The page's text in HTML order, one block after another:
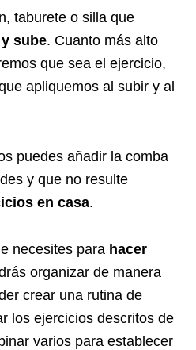
taburete o silla que
sube. Cuanto más alto
que sea el ejercicio,
apliquemos al subir y al
puedes añadir la comba
y que no resulte
en casa.
necesites para hacer
organizar de manera
crear una rutina de
los ejercicios descritos de
varios para establecer